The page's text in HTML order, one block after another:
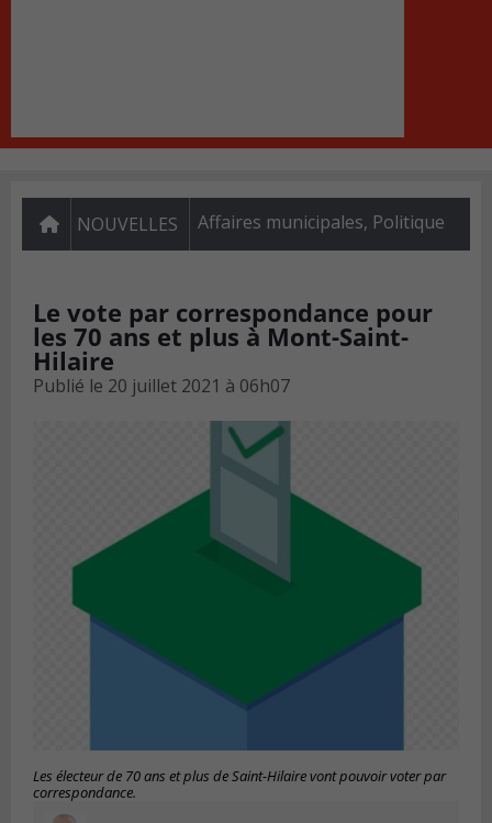
NOUVELLES Affaires municipales, Politique
Le vote par correspondance pour
les 70 ans et plus à Mont-Saint-
Hilaire
Publié le 20 juillet 2021 à 06h07
Les électeur de 70 ans et plus de Saint-Hilaire vont pouvoir voter par
correspondance.